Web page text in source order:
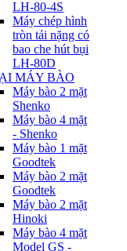
LH-80-4S
Máy chép hình
tròn tải nặng có
bao che hút bụi
LH-80D
MÁY BÀO
Máy bào 2 mặt
Shenko
Máy bào 4 mặt
- Shenko
Máy bào 1 mặt
Goodtek
Máy bào 2 mặt
Goodtek
Máy bào 2 mặt
Hinoki
Máy bào 4 mặt
Model GS -